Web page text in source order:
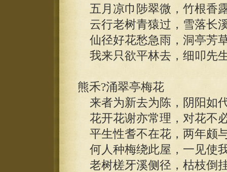
五月凉巾陟翠微，竹根香
云行老树青猿过，雪落长
仙径好花愁急雨，洞亭芳
我来只欲平林去，细叩先
熊禾?涌翠亭梅花
来者为新去为陈，阴阳如
花开花谢亦常理，对花不
平生性耆不在花，两年颇
何人种梅绕此屋，一见使
老树槎牙溪侧径，枯枝倒